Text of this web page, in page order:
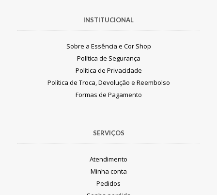
INSTITUCIONAL
Sobre a Essência e Cor Shop
Política de Segurança
Política de Privacidade
Política de Troca, Devolução e Reembolso
Formas de Pagamento
SERVIÇOS
Atendimento
Minha conta
Pedidos